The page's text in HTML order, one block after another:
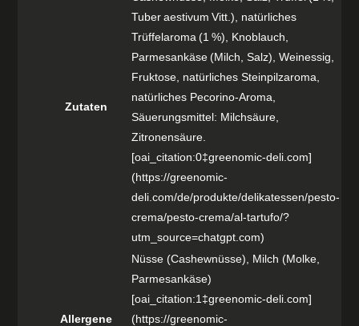
Zutaten
Tuber aestivum Vitt.), natürliches
Trüffelaroma (1 %), Knoblauch,
Parmesankäse (Milch, Salz), Weinessig,
Fruktose, natürliches Steinpilzaroma,
natürliches Pecorino‑Aroma,
Säuerungsmittel: Milchsäure,
Zitronensäure.
[oai_citation:0‡greenomic-deli.com]
(https://greenomic-
deli.com/de/produkte/delikatessen/pesto-
crema/pesto-crema/al-tartufo/?
utm_source=chatgpt.com)
Allergene
Nüsse (Cashewnüsse), Milch (Molke,
Parmesankäse)
[oai_citation:1‡greenomic-deli.com]
(https://greenomic-